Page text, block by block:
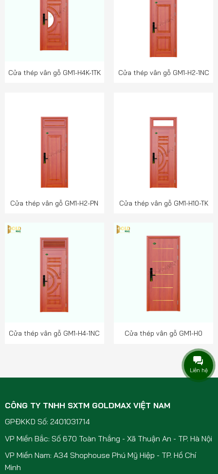
Cửa thép vân gỗ GM1-H4K-1TK Cửa thép vân gỗ GM1-H2-1NC
Cửa thép vân gỗ GM1-H2-PN Cửa thép vân gỗ GM1-H10-TK
Cửa thép vân gỗ GM1-H4-1NC Cửa thép vân gỗ GM1-H0
CÔNG TY TNHH SXTM GOLDMAX VIỆT NAM
GPĐKKD Số: 2401031714
VP Miền Bắc: Số 670 Toàn Thắng - Xã Thuận An - TP. Hà Nội
VP Miền Nam: A34 Shophouse Phú Mỹ Hiệp - TP. Hồ Chí
Minh
Liên hệ